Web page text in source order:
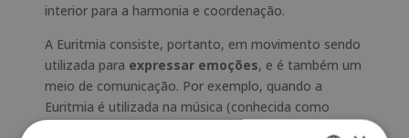
interior para a harmonia e coordenação.
A Euritmia consiste, portanto, em movimento sendo
utilizada para expressar emoções, e é também um
meio de comunicação. Por exemplo, quando a
Euritmia é utilizada na música (conhecida como